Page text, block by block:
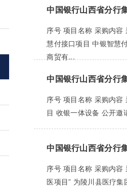
中国银行山西省分行
序号 项目名称 采购内容
慧付接口项目 中银智慧
商贸有...
中国银行山西省分行
序号 项目名称 采购内容
目 收银一体设备 公开
中国银行山西省分行
序号 项目名称 采购内容
医项目” 为陵川县医疗